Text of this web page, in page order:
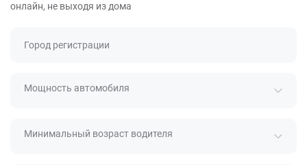
онлайн, не выходя из дома
Город регистрации
Мощность автомобиля
Минимальный возраст водителя